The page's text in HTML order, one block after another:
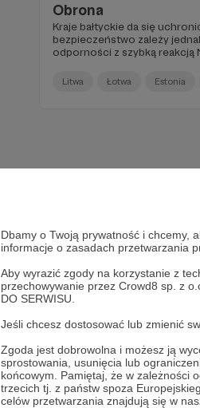
Dbamy o Twoją prywatność i chcemy,
informacje o zasadach przetwarzania
Aby wyrazić zgody na korzystanie z
przechowywanie przez Crowd8 sp. z
DO SERWISU.
Jeśli chcesz dostosować lub zmienić
Zgoda jest dobrowolna i możesz ją
sprostowania, usunięcia lub
końcowym. Pamiętaj, że w zależności
trzecich tj. z państw spoza
celów przetwarzania znajdują się w
Obrona
Kraje bałtyckie da się
bezpieczeństwo zależy
odporności z szybką reakcją
Litwa Łotwa Estonia